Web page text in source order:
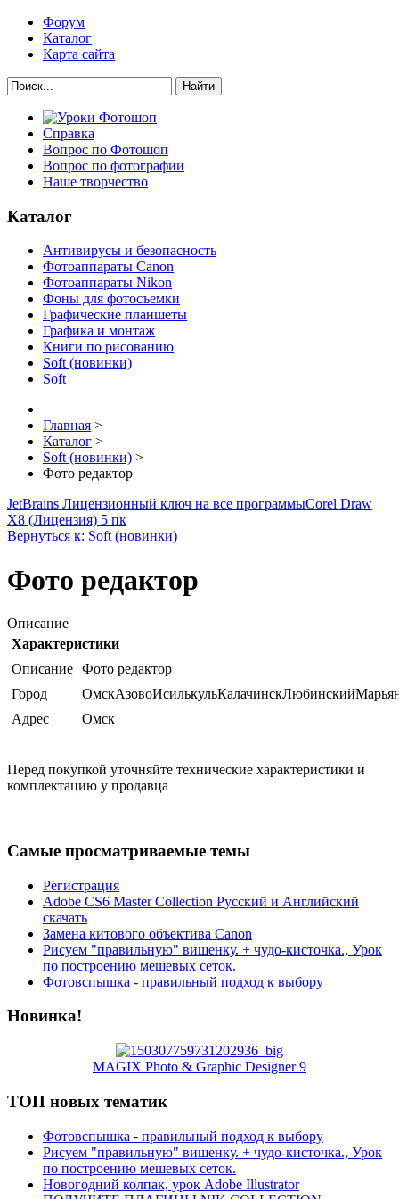
Форум
Каталог
Карта сайта
Найти
Справка
Вопрос по Фотошоп
Вопрос по фотографии
Наше творчество
Каталог
Антивирусы и безопасность
Фотоаппараты Canon
Фотоаппараты Nikon
Фоны для фотосъемки
Графические планшеты
Графика и монтаж
Книги по рисованию
Soft (новинки)
Soft
Главная >
Каталог >
Soft (новинки) >
Фото редактор
JetBrains Лицензионный ключ на все программыCorel Draw
X8 (Лицензия) 5 пк
Вернуться к: Soft (новинки)
Фото редактор
Описание
Характеристики
Описание Фото редактор
Город
Адрес
Омск
Перед покупкой уточняйте технические характеристики и
комплектацию у продавца
Самые просматриваемые темы
Регистрация
Adobe CS6 Master Collection Русский и Английский
скачать
Замена китового объектива Canon
Рисуем "правильную" вишенку. + чудо-кисточка., Урок
по построению мешевых сеток.
Фотовспышка - правильный подход к выбору
Новинка!
MAGIX Photo & Graphic Designer 9
ТОП новых тематик
Фотовспышка - правильный подход к выбору
Рисуем "правильную" вишенку. + чудо-кисточка., Урок
по построению мешевых сеток.
Новогодний колпак, урок Adobe Illustrator